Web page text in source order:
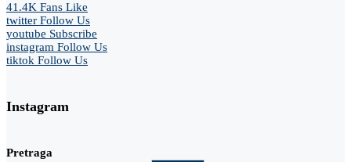
41.4K Fans Like
twitter Follow Us
youtube Subscribe
instagram Follow Us
tiktok Follow Us
Instagram
Pretraga